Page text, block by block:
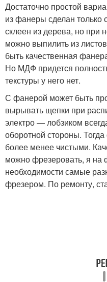
Достаточно простой
из фанеры сделан только
склеен из дерева, но при
можно выпилить из
быть качественная
Но МДФ придется
текстуры у него нет.
С фанерой может быть
вырывать щепки при
электро — лобзиком
оборотной стороны.
более менее чистыми.
можно фрезеровать, я на
необходимости самые
фрезером. По ремонту,